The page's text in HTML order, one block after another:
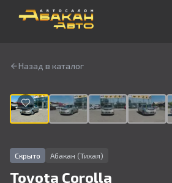
Назад в каталог
Скрыто Абакан (Тихая)
Toyota Corolla